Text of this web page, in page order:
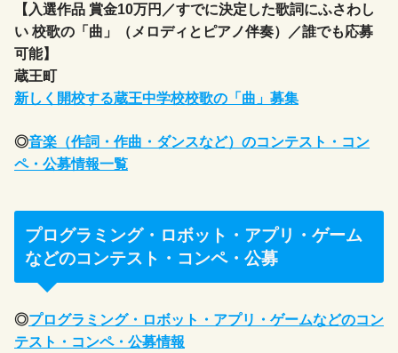
【入選作品 賞金10万円／すでに決定した歌詞にふさわし
い 校歌の「曲」（メロディとピアノ伴奏）／誰でも応募
可能】
蔵王町
新しく開校する蔵王中学校校歌の「曲」募集
◎音楽（作詞・作曲・ダンスなど）のコンテスト・コン
ペ・公募情報一覧
プログラミング・ロボット・アプリ・ゲーム
などのコンテスト・コンペ・公募
◎プログラミング・ロボット・アプリ・ゲームなどのコン
テスト・コンペ・公募情報